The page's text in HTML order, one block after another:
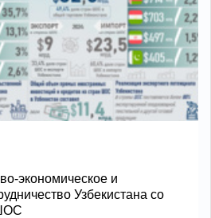
экономическое и
Узбекистана со